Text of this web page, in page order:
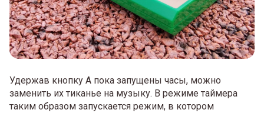
Удержав кнопку A пока запущены часы, можно
заменить их тиканье на музыку. В режиме таймера
таким образом запускается режим, в котором